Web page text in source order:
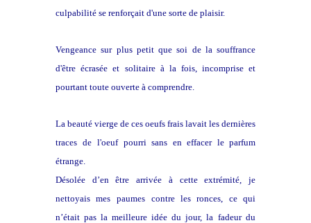
culpabilité se renforçait d'une sorte de plaisir.
Vengeance sur plus petit que soi de la souffrance
d'être écrasée et solitaire à la fois, incomprise et
pourtant toute ouverte à comprendre.
La beauté vierge de ces oeufs frais lavait les dernières
traces de l'oeuf pourri sans en effacer le parfum
étrange.
Désolée d’en être arrivée à cette extrémité, je
nettoyais mes paumes
contre les ronces, ce qui
n’était pas la meilleure idée du jour, la fadeur du